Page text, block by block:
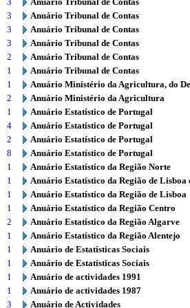
3
Anuário Tribunal de Contas
3
Anuário Tribunal de Contas
3
Anuário Tribunal de Contas
2
Anuário Tribunal de Contas
1
Anuário Tribunal de Contas
1
Anuário Ministério da Agricultura, do
2
Anuário Ministério da Agricultura
1
Anuário Estatístico de Portugal
4
Anuário Estatístico de Portugal
2
Anuário Estatístico de Portugal
8
Anuário Estatístico de Portugal
1
Anuário Estatístico da Região Norte
1
Anuário Estatístico da Região de Lisboa
1
Anuário Estatístico da Região de Lisboa
1
Anuário Estatístico da Região Centro
2
Anuário Estatístico da Região Algarve
1
Anuário Estatístico da Região Alentejo
1
Anuário de Estatísticas Sociais
1
Anuário de Estatísticas Sociais
1
Anuário de actividades 1991
1
Anuário de actividades 1987
3
Anuário de Actividades